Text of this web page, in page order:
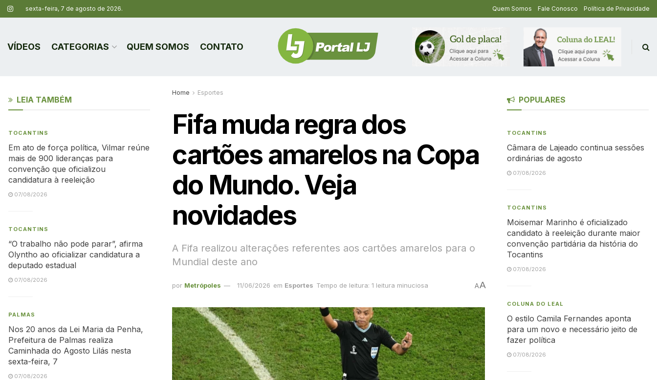
sexta-feira, 7 de agosto de 2026. Quem Somos Fale Conosco Política de Privacidade
VÍDEOS CATEGORIAS QUEM SOMOS CONTATO
Home Esportes
Fifa muda regra dos
cartões amarelos na Copa
do Mundo. Veja
novidades
A Fifa realizou alterações referentes aos cartões amarelos para o
Mundial deste ano
por Metrópoles 11/06/2026 em Esportes Tempo de leitura: 1 leitura minuciosa AA
LEIA TAMBÉM
TOCANTINS
Em ato de força política, Vilmar reúne
mais de 900 lideranças para
convenção que oficializou
candidatura à reeleição
07/08/2026
TOCANTINS
“O trabalho não pode parar”, afirma
Olyntho ao oficializar candidatura a
deputado estadual
07/08/2026
PALMAS
Nos 20 anos da Lei Maria da Penha,
Prefeitura de Palmas realiza
Caminhada do Agosto Lilás nesta
sexta-feira, 7
07/08/2026
POPULARES
TOCANTINS
Câmara de Lajeado continua sessões
ordinárias de agosto
07/08/2026
TOCANTINS
Moisemar Marinho é oficializado
candidato à reeleição durante maior
convenção partidária da história do
Tocantins
07/08/2026
COLUNA DO LEAL
O estilo Camila Fernandes aponta
para um novo e necessário jeito de
fazer política
07/08/2026